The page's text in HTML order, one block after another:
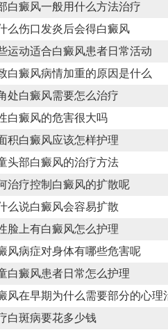
白癜风一般用什么方法治疗
么伤口发炎后会得白癜风
运动适合白癜风患者日常活动
白癜风病情加重的原因是什么
处白癜风需要怎么治疗
白癜风的危害很大吗
积白癜风应该怎样护理
头部白癜风的治疗方法
治疗控制白癜风的扩散呢
么说白癜风会容易扩散
脸上有白癜风怎么护理
风病症对身体有哪些危害呢
白癜风患者日常怎么护理
风在早期为什么需要部分的心理
白斑病要花多少钱